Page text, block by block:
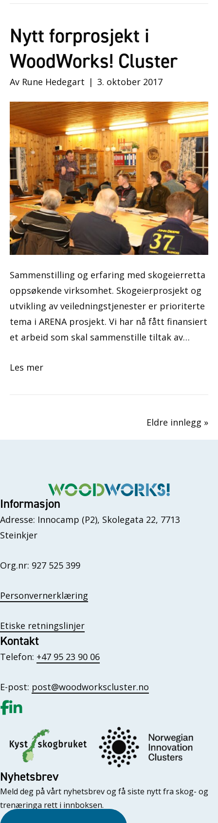
Nytt forprosjekt i
WoodWorks! Cluster
Av Rune Hedegart | 3. oktober 2017
Sammenstilling og erfaring med skogeierretta
oppsøkende virksomhet. Skogeierprosjekt og
utvikling av veiledningstjenester er prioriterte
tema i ARENA prosjekt. Vi har nå fått finansiert
et arbeid som skal sammenstille tiltak av…
Les mer
Eldre innlegg »
Informasjon
Adresse: Innocamp (P2), Skolegata 22, 7713
Steinkjer
Org.nr: 927 525 399
Personvernerklæring
Etiske retningslinjer
Kontakt
Telefon: +47 95 23 90 06
E-post: post@woodworkscluster.no
Gå til vår Facebook
Gå til vår LinkedIn
Nyhetsbrev
Meld deg på vårt nyhetsbrev og få siste nytt fra skog- og
trenæringa rett i innboksen.